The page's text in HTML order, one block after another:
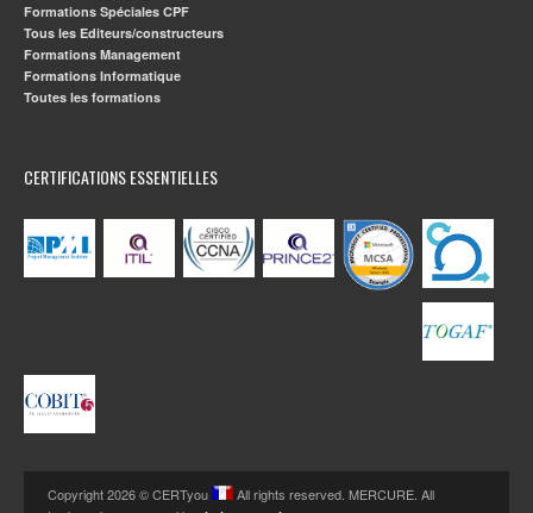
Formations Spéciales CPF
Tous les Editeurs/constructeurs
Formations Management
Formations Informatique
Toutes les formations
CERTIFICATIONS ESSENTIELLES
Copyright 2026 © CERTyou
All rights reserved. MERCURE. All